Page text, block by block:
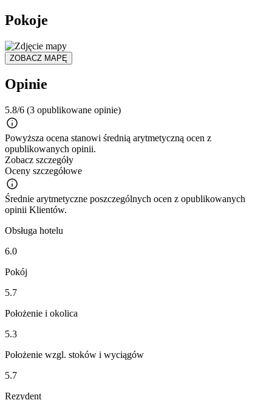
Pokoje
ZOBACZ MAPĘ
Opinie
5.8/6 (3 opublikowane opinie)
Powyższa ocena stanowi średnią arytmetyczną ocen z
opublikowanych opinii.
Zobacz szczegóły
Oceny szczegółowe
Średnie arytmetyczne poszczególnych ocen z opublikowanych
opinii Klientów.
Obsługa hotelu
6.0
Pokój
5.7
Położenie i okolica
5.3
Położenie wzgl. stoków i wyciągów
5.7
Rezydent